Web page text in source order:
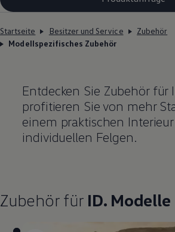
Startseite Besitzer und Service
Zubehör
Modellspezifisches Zubehör
Entdecken Sie Zubehörfür
profitieren Sie von mehr
einem praktischen
individuellen Felgen.
Zubehörfür ID. Modelle